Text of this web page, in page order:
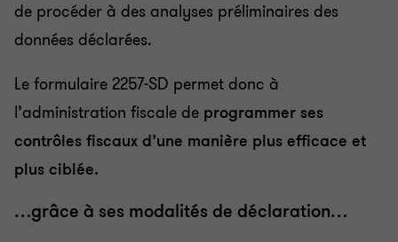
de procéder à des analyses préliminaires des
données déclarées.
Le formulaire 2257-SD permet donc à
l’administration fiscale de programmer ses
contrôles fiscaux d’une manière plus efficace et
plus ciblée.
…grâce à ses modalités de déclaration…